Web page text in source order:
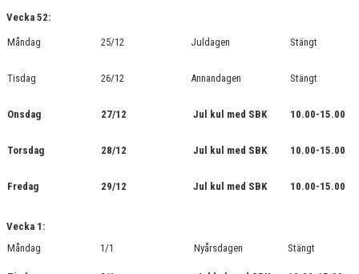
Vecka 52:
Måndag 25/12 Juldagen Stängt
Tisdag 26/12 Annandagen Stängt
Onsdag 27/12 Jul kul med SBK 10.00-15.00
Torsdag 28/12 Jul kul med SBK 10.00-15.00
Fredag 29/12 Jul kul med SBK 10.00-15.00
Vecka 1:
Måndag
1/1 Nyårsdagen Stängt